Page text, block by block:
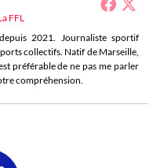
FFL
2021. Journaliste sportif
collectifs. Natif de Marseille,
préférable de ne pas me parler
compréhension.